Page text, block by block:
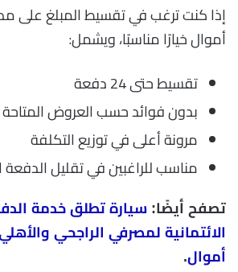
إذا كنت ترغب في تقسيط المبلغ على
أموال خيارًا مناسبًا، ويشمل:
تقسيط حتى 24 دفعة
بدون فوائد حسب العروض المتاحة
مرونة أعلى في توزيع التكلفة
مناسب للراغبين في تقليل الدفعة
تصفح أيضًا: سيارة تطلق خدمة
الائتمانية لمصرفي الراجحي
أموال.